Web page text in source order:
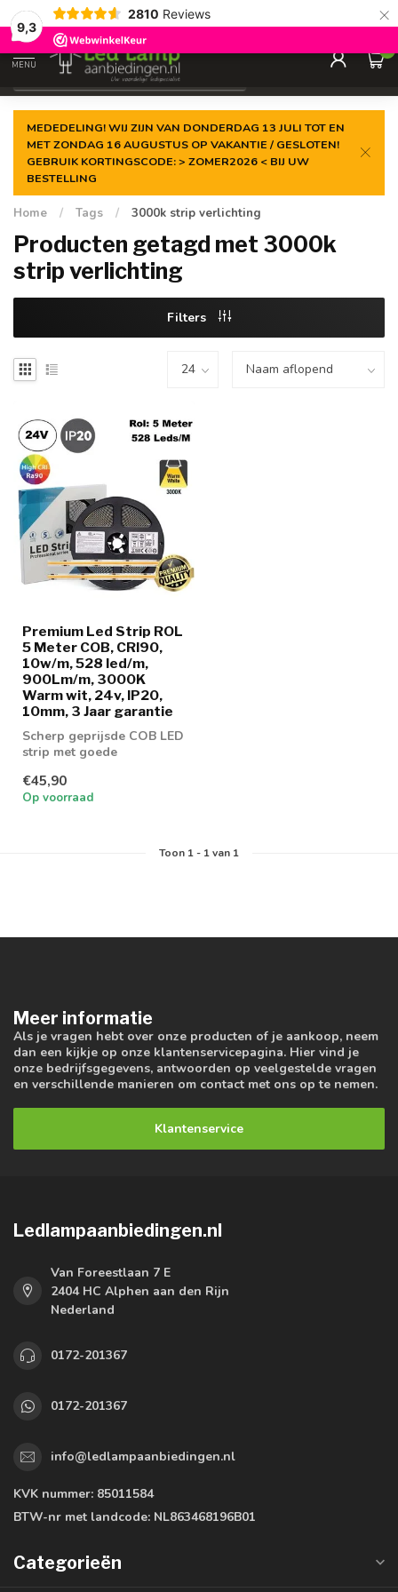
9,3
2810 Reviews ×
Gegarandeerde delaagste prijs
MENU
0
MEDEDELING! WIJ ZIJN VAN DONDERDAG 13 JULI TOT EN
MET ZONDAG 16 AUGUSTUS OP VAKANTIE / GESLOTEN!
GEBRUIK KORTINGSCODE: > ZOMER2026 < BIJ UW
BESTELLING
Home / Tags / 3000k strip verlichting
Producten getagd met 3000k
strip verlichting
Filters
Premium Led Strip ROL
5 Meter COB, CRI90,
10w/m, 528 led/m,
900Lm/m, 3000K
Warm wit, 24v, IP20,
10mm, 3 Jaar garantie
Scherp geprijsde COB LED
strip met goede
€45,90
Op voorraad
Toon 1- 1van 1
Meer informatie
Als je vragen hebt over onze producten of je aankoop, neem
dan een kijkje op onze klantenservicepagina. Hier vind je
onze bedrijfsgegevens, antwoorden op veelgestelde vragen
en verschillende manieren om contact met ons op te nemen.
Klantenservice
Ledlampaanbiedingen.nl
Van Foreestlaan 7 E
2404 HC Alphen aan den Rijn
Nederland
0172-201367
0172-201367
info@ledlampaanbiedingen.nl
KVK nummer: 85011584
BTW-nr met landcode: NL863468196B01
Categorieën